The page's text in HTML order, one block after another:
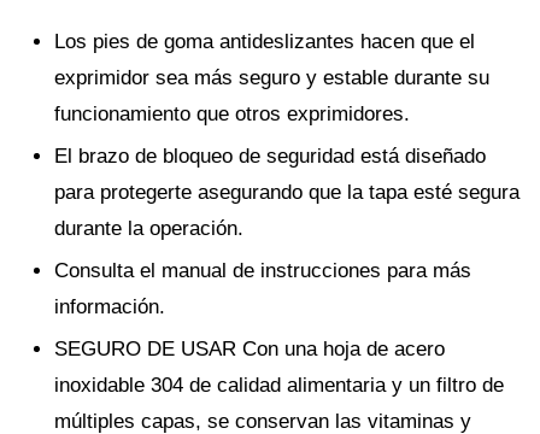
Los pies de goma antideslizantes hacen que el
exprimidor sea más seguro y estable durante su
funcionamiento que otros exprimidores.
El brazo de bloqueo de seguridad está diseñado
para protegerte asegurando que la tapa esté segura
durante la operación.
Consulta el manual de instrucciones para más
información.
SEGURO DE USAR Con una hoja de acero
inoxidable 304 de calidad alimentaria y un filtro de
múltiples capas, se conservan las vitaminas y